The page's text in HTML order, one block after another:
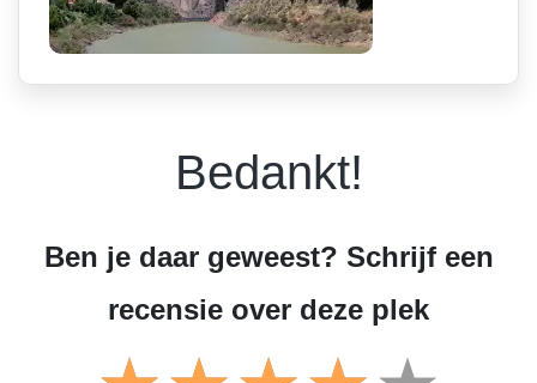
Bedankt!
Ben je daar geweest? Schrijf een
recensie over deze plek